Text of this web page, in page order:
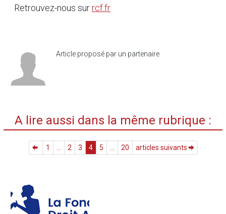
Retrouvez-nous surrcf.fr
Article proposé par un partenaire
A lire aussi dans la même rubrique :
1 2 3 4 5 20 articles suivants